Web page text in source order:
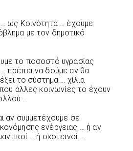
ως Κοινότητα … έχουμε
με τον δημοτικό
το ποσοστό υγρασίας
πρέπει να δούμε αν θα
το σύστημα … χίλια
άλλες κοινωνίες το έχουν
…
αν συμμετέχουμε σε
ενέργειας … ή αν
… ή σκοτεινοί …